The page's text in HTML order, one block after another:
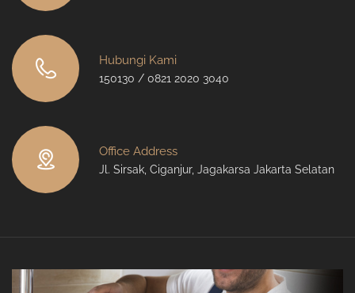
Hubungi Kami
150130 / 0821 2020 3040
Office Address
Jl. Sirsak, Ciganjur, Jagakarsa Jakarta Selatan